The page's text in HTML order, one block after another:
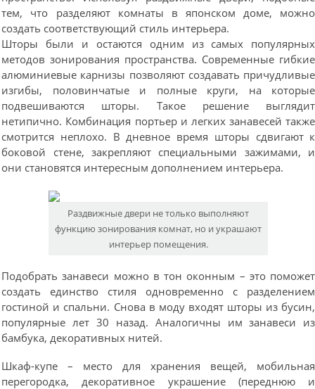
тем, что разделяют комнаты в японском доме, можно
создать соответствующий стиль интерьера.
Шторы были и остаются одним из самых популярных
методов зонирования пространства. Современные гибкие
алюминиевые карнизы позволяют создавать причудливые
изгибы, половинчатые и полные круги, на которые
подвешиваются шторы. Такое решение выглядит
нетипично. Комбинация портьер и легких занавесей также
смотрится неплохо. В дневное время шторы сдвигают к
боковой стене, закрепляют специальными зажимами, и
они становятся интересным дополнением интерьера.
Раздвижные двери не только выполняют
функцию зонирования комнат, но и украшают
интерьер помещения.
Подобрать занавеси можно в тон оконным – это поможет
создать единство стиля одновременно с разделением
гостиной и спальни. Снова в моду входят шторы из бусин,
популярные лет 30 назад. Аналогичны им занавеси из
бамбука, декоративных нитей.
Шкаф-купе – место для хранения вещей, мобильная
перегородка, декоративное украшение (переднюю и